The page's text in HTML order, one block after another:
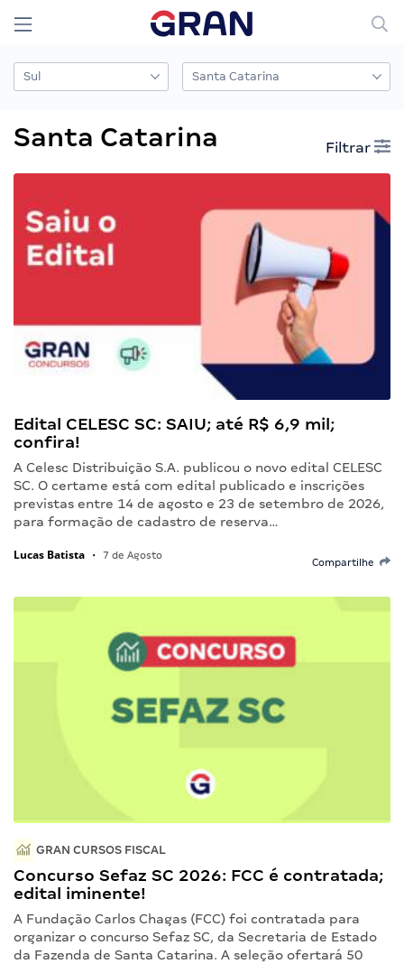
Santa Catarina Filtrar
Edital CELESC SC: SAIU; até R$ 6,9 mil;
confira!
A Celesc Distribuição S.A. publicou o novo edital CELESC
SC. O certame está com edital publicado e inscrições
previstas entre 14 de agosto e 23 de setembro de 2026,
para formação de cadastro de reserva…
Lucas Batista • 7 de Agosto
Compartilhe
GRAN CURSOS FISCAL
Concurso Sefaz SC 2026: FCC é contratada;
edital iminente!
A Fundação Carlos Chagas (FCC) foi contratada para
organizar o concurso Sefaz SC, da Secretaria de Estado
da Fazenda de Santa Catarina. A seleção ofertará 50